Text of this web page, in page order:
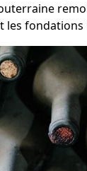
fondations